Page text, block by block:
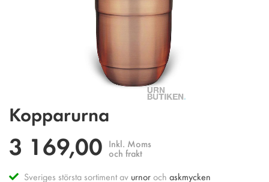
till
av
bildgalleriet
Kopparurna
3 169,00 Inkl. Moms
och frakt
Sveriges största sortiment av urnoroch askmycken